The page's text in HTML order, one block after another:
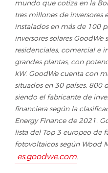
mundo que cotiza en la
tres millones de inversores
instalados en más de 100
inversores solares
residenciales, comercial e
grandes plantas, con
kW. GoodWe cuenta con
situados en 30 países, 800
siendo el fabricante de
financiera según la
Energy Finance de 2021.
lista del Top 3 europeo de
fotovoltaicos según Wood
es.goodwe.com.